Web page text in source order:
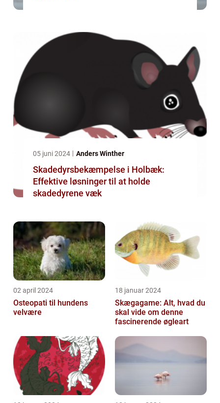
05 juni 2024 Anders Winther
Skadedyrsbekæmpelse i Holbæk:
Effektive løsninger til at holde
skadedyrene væk
02 april 2024
Osteopati til hundens
velvære
18 januar 2024
Skægagame: Alt, hvad du
skal vide om denne
fascinerende øgleart